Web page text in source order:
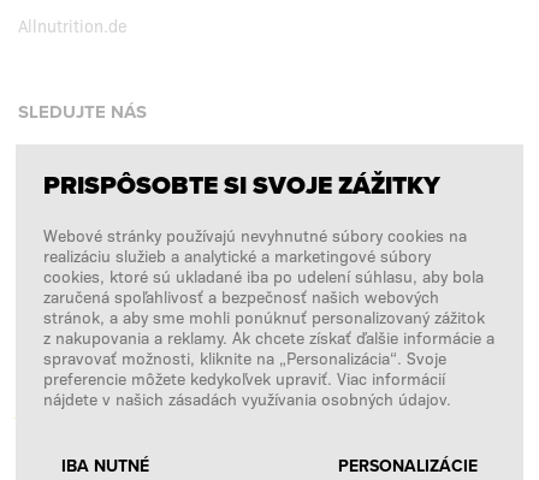
Allnutrition.de
SLEDUJTE NÁS
Facebook
Instagram
Copyright © 2026 SFD S. A.
PLATBY SPRACÚVA
PRISPÔSOBTE SI SVOJE ZÁŽITKY
Webové stránky používajú nevyhnutné súbory cookies na
realizáciu služieb a analytické a marketingové súbory
cookies, ktoré sú ukladané iba po udelení súhlasu, aby bola
zaručená spoľahlivosť a bezpečnosť našich webových
stránok, a aby sme mohli ponúknuť personalizovaný zážitok
z nakupovania a reklamy. Ak chcete získať ďalšie informácie a
spravovať možnosti, kliknite na „Personalizácia“. Svoje
preferencie môžete kedykoľvek upraviť. Viac informácií
nájdete v našich zásadách využívania osobných údajov.
IBA NUTNÉ PERSONALIZÁCIE